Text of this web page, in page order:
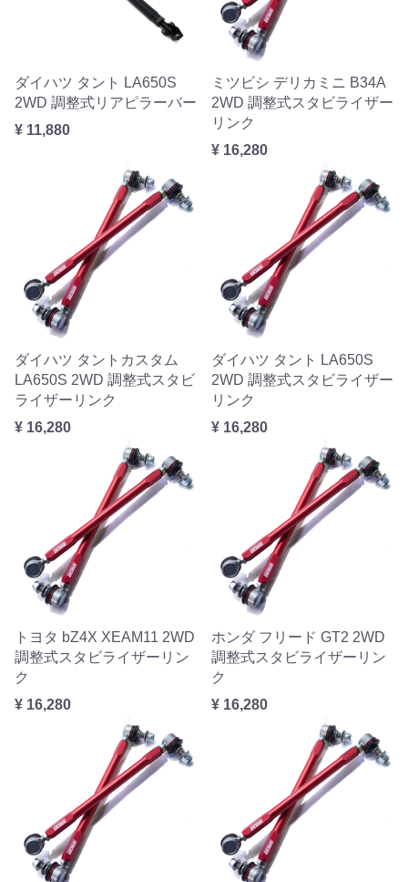
ダイハツ タント LA650S
2WD 調整式リアピラーバー
¥ 11,880
ミツビシ デリカミニ B34A
2WD 調整式スタビライザー
リンク
¥ 16,280
ダイハツ タントカスタム
LA650S 2WD 調整式スタビ
ライザーリンク
¥ 16,280
ダイハツ タント LA650S
2WD 調整式スタビライザー
リンク
¥ 16,280
トヨタ bZ4X XEAM11 2WD
調整式スタビライザーリン
ク
¥ 16,280
ホンダ フリード GT2 2WD
調整式スタビライザーリン
ク
¥ 16,280